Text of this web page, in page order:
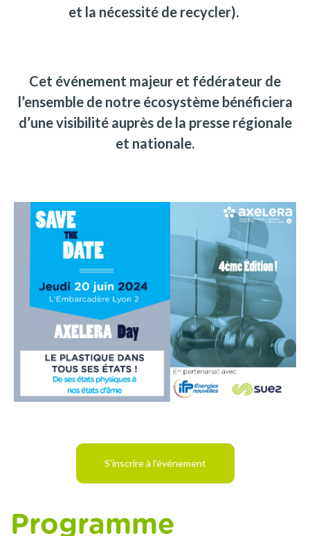
et la nécessité de recycler).
Cet événement majeur et fédérateur de
l’ensemble de notre écosystème bénéficiera
d’une visibilité auprès de la presse régionale
et nationale.
S'inscrire à l'événement
Programme